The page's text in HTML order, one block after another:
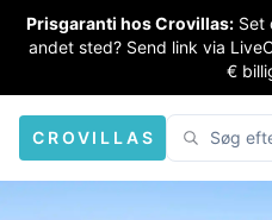
Prisgaranti hos Crovillas: Set
andet sted? Send link via
€
CROVILLAS